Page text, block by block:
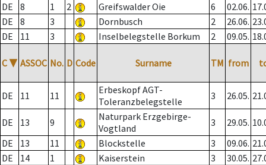
DE
8 1 2 Greifswalder Oie 6 02.06.
DE
8 3 Dornbusch 2 26.06.
DE
11 3 Inselbelegstelle Borkum 2 09.05.
C ▼ ASSOC No. D Code Surname TM from
DE 11 11
Erbeskopf AGT-
Toleranzbelegstelle
3 26.05.
DE 13 9
Naturpark Erzgebirge-
Vogtland
3 29.05.
DE
13 11 Blockstelle 3 09.06.
DE
14 1 Kaiserstein 3 30.05.